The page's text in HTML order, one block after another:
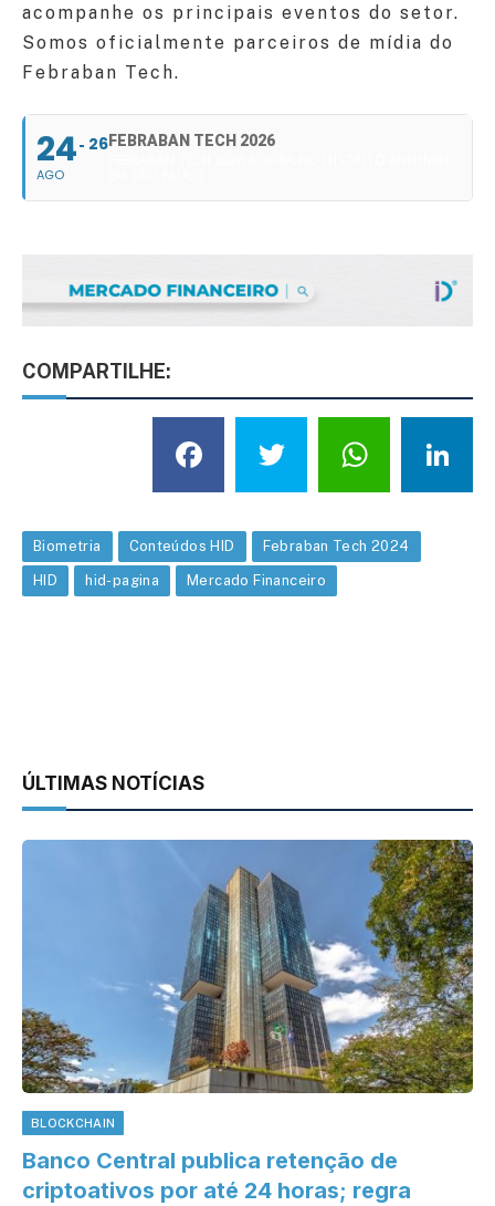
acompanhe os principais eventos do setor.
Somos oficialmente parceiros de mídia do
Febraban Tech.
24
AGO
26FEBRABAN TECH 2026
COMPARTILHE:
Facebook
Twitter
Biometria Conteúdos HID Febraban Tech 2024
HID hid-pagina Mercado Financeiro
ÚLTIMAS NOTÍCIAS
BLOCKCHAIN
Banco Central publica retenção de
criptoativos por até 24 horas; regra